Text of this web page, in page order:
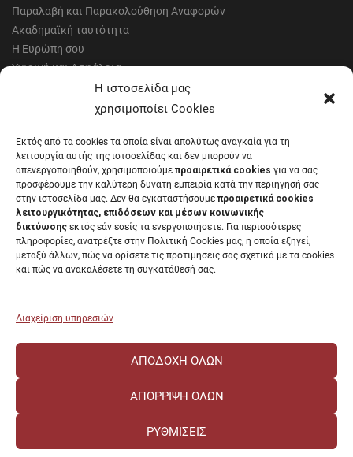
Η ιστοσελίδα μας
χρησιμοποίει Cookies
Εκτός από τα cookies τα οποία είναι απολύτως αναγκαία για τη
λειτουργία αυτής της ιστοσελίδας και δεν μπορούν να
απενεργοποιηθούν, χρησιμοποιούμε προαιρετικά cookies για να σας
προσφέρουμε την καλύτερη δυνατή εμπειρία κατά την περιήγησή σας
στην ιστοσελίδα μας. Δεν θα εγκαταστήσουμε προαιρετικά cookies
λειτουργικότητας, επιδόσεων και μέσων κοινωνικής
δικτύωσης εκτός εάν εσείς τα ενεργοποιήσετε. Για περισσότερες
πληροφορίες, ανατρέξτε στην Πολιτική Cookies μας, η οποία εξηγεί,
μεταξύ άλλων, πώς να ορίσετε τις προτιμήσεις σας σχετικά με τα cookies
και πώς να ανακαλέσετε τη συγκατάθεσή σας.
Διαχείριση υπηρεσιών
ΑΠΟΔΟΧΉ ΌΛΩΝ
ΑΠΌΡΡΙΨΗ ΌΛΩΝ
ΡΥΘΜΊΣΕΙΣ
Παραλαβή και Παρακολούθηση Αναφορών
Ακαδημαϊκή ταυτότητα
Η Ευρώπη σου
Υγιεινή και Ασφάλεια
Έντυπα Οικονομικής Υπηρεσίας
Έντυπα Διοικητικών Υπηρεσιών
Μητρώα αξιολογητών
Δημόσια Διαβούλευση
Συνεδριάσεις Συγκλήτου
Συνεδριάσεις Συμβουλίου Διοίκησης
EUNICoast European University